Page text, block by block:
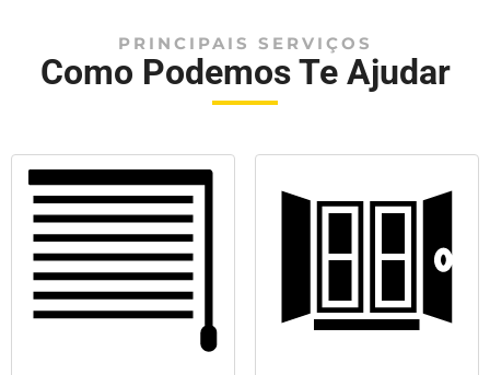
PRINCIPAIS SERVIÇOS
Como Podemos Te Ajudar